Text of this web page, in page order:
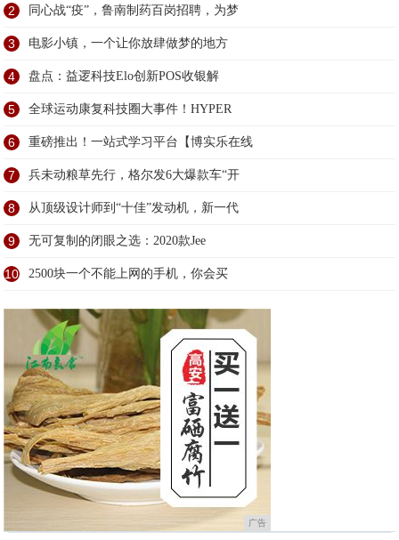
2 同心战“疫”，鲁南制药百岗招聘，为梦
3 电影小镇，一个让你放肆做梦的地方
4 盘点：益逻科技Elo创新POS收银解
5 全球运动康复科技圈大事件！HYPER
6 重磅推出！一站式学习平台【博实乐在线
7 兵未动粮草先行，格尔发6大爆款车“开
8 从顶级设计师到“十佳”发动机，新一代
9 无可复制的闭眼之选：2020款Jee
10 2500块一个不能上网的手机，你会买
广告